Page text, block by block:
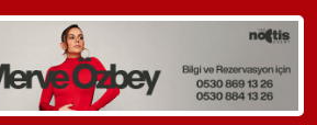
ile Bilgi Alın